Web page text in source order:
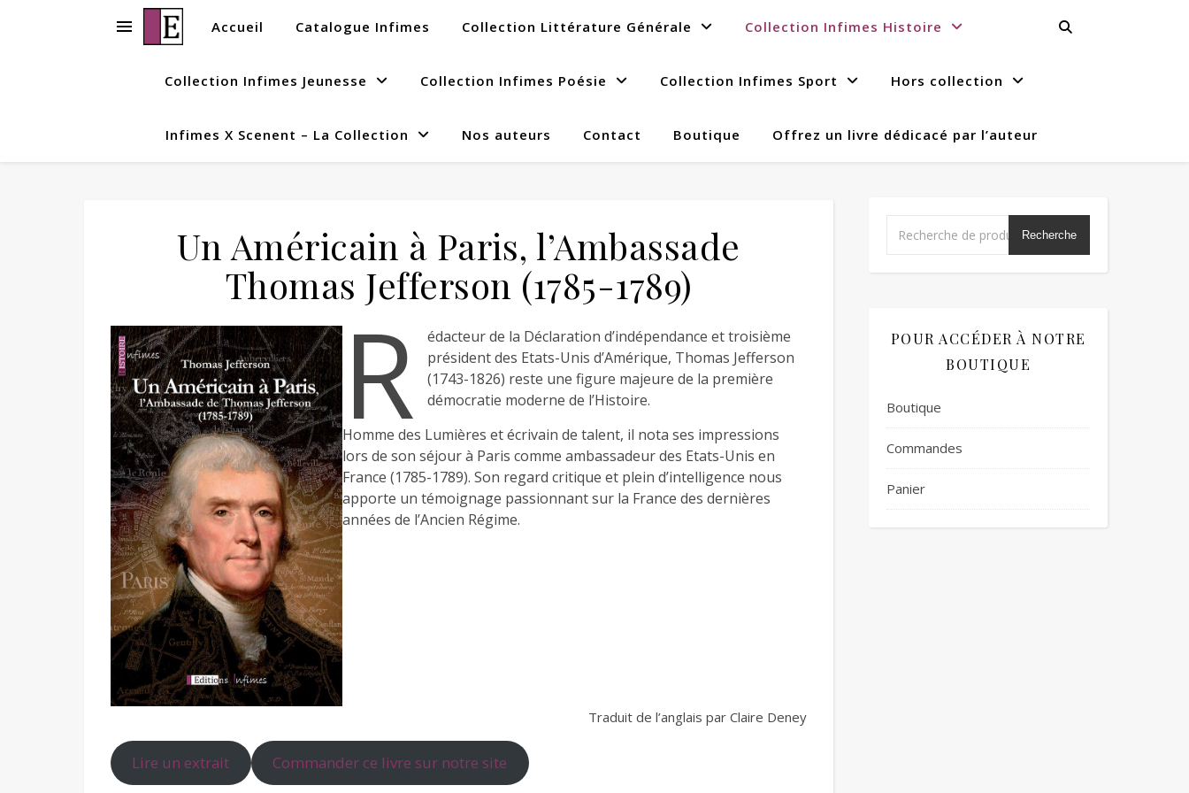
Accueil Catalogue Infimes Collection Littérature Générale Collection Infimes Histoire
Collection Infimes Jeunesse Collection Infimes Poésie Collection Infimes Sport Hors collection
Infimes X Scenent – La Collection Nos auteurs Contact Boutique Offrez un livre dédicacé par l’auteur
Un Américain à Paris, l’Ambassade
Thomas Jefferson (1785-1789)
R
édacteur de la Déclaration d’indépendance et troisième
président des Etats-Unis d’Amérique, Thomas Jefferson
(1743-1826) reste une figure majeure de la première
démocratie moderne de l’Histoire.
Homme des Lumières et écrivain de talent, il nota ses impressions
lors de son séjour à Paris comme ambassadeur des Etats-Unis en
France (1785-1789). Son regard critique et plein d’intelligence nous
apporte un témoignage passionnant sur la France des dernières
années de l’Ancien Régime.
Traduit de l’anglais par Claire Deney
Lire un extrait Commander ce livre sur notre site
Recherche
POUR ACCÉDER À NOTRE
BOUTIQUE
Boutique
Commandes
Panier